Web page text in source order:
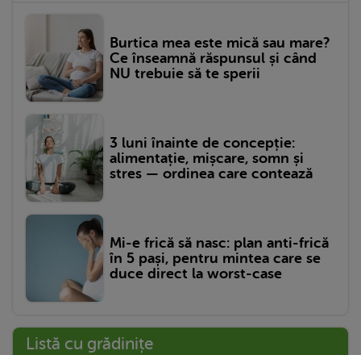
Burtica mea este mică sau mare?
Ce înseamnă răspunsul și când
NU trebuie să te sperii
3 luni înainte de concepție:
alimentație, mișcare, somn și
stres — ordinea care contează
Mi-e frică să nasc: plan anti-frică
în 5 pași, pentru mintea care se
duce direct la worst-case
Listă cu grădinițe